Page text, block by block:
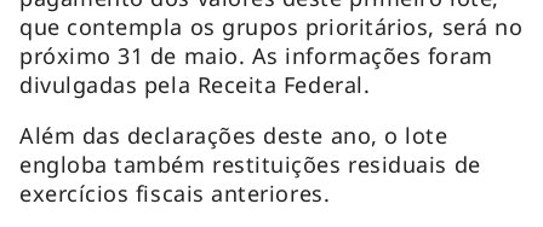
que contempla os grupos prioritários, será no
próximo 31 de maio. As informações foram
divulgadas pela Receita Federal.
Além das declarações deste ano, o lote
engloba também restituições residuais de
exercícios fiscais anteriores.